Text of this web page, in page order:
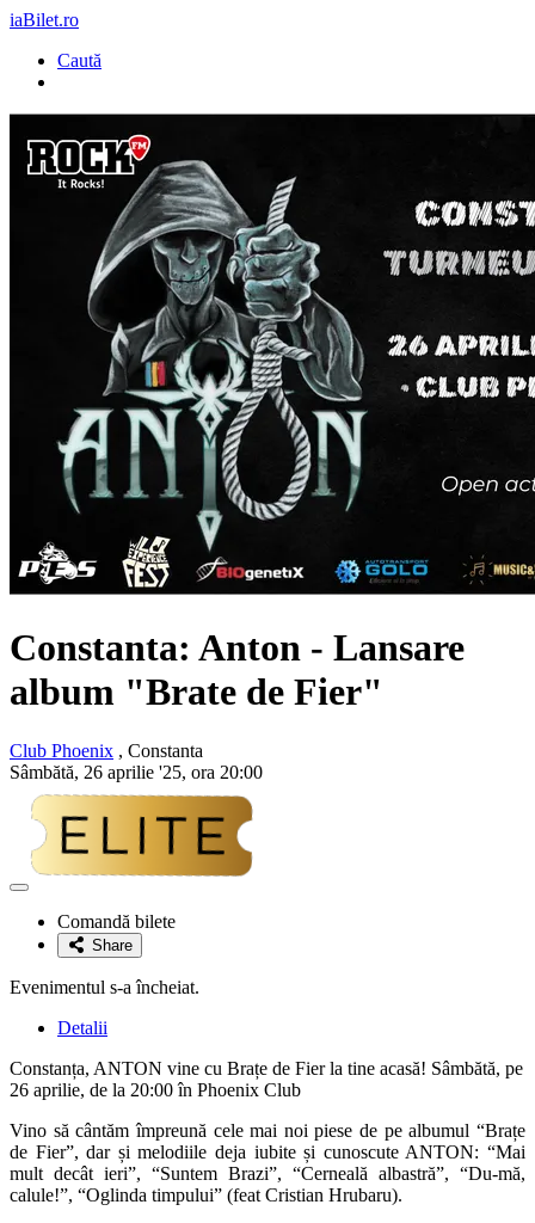
iaBilet.ro
Caută
Constanta: Anton - Lansare
album "Brate de Fier"
Club Phoenix , Constanta
Sâmbătă, 26 aprilie '25, ora 20:00
Adaugă
favoriteComandă bilete
Share
Evenimentul s-a încheiat.
Detalii
Constanța, ANTON vine cu Brațe de Fier la tine acasă! Sâmbătă, pe
26 aprilie, de la 20:00 în Phoenix Club
Vino să cântăm împreună cele mai noi piese de pe albumul “Brațe
de Fier”, dar și melodiile deja iubite și cunoscute ANTON: “Mai
mult decât ieri”, “Suntem Brazi”, “Cerneală albastră”, “Du-mă,
calule!”, “Oglinda timpului” (feat Cristian Hrubaru).